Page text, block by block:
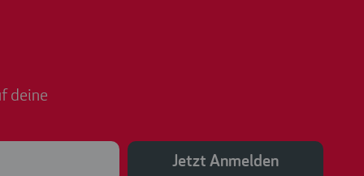
deine
Jetzt Anmelden